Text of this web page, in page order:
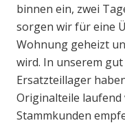
binnen ein, zwei
sorgen wir für eine
Wohnung geheizt
wird. In unserem
Ersatzteillager
Originalteile
Stammkunden